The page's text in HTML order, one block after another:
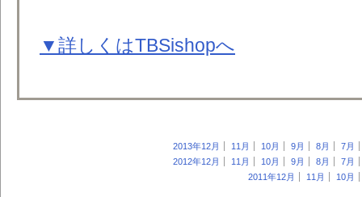
▼詳しくはTBSishopへ
2013年12月 11月 10月 9月 8月
7月
2012年12月
11月 10月 9月 8月
7月
2011年12月
11月 10月